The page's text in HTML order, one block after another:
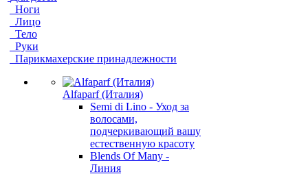
Ноги
Лицо
Тело
Руки
Парикмахерские принадлежности
Alfaparf (Италия)
Semi di Lino - Уход за
волосами,
подчеркивающий вашу
естественную красоту
Blends Of Many -
Линия